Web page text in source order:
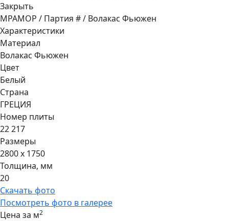
Закрыть
МРАМОР / Партия # / Волакас Фьюжен
Характеристики
Материал
Волакас Фьюжен
Цвет
Белый
Страна
ГРЕЦИЯ
Номер плиты
22 217
Размеры
2800 x 1750
Толщина, мм
20
Скачать фото
Посмотреть фото в галерее
Цена за м2